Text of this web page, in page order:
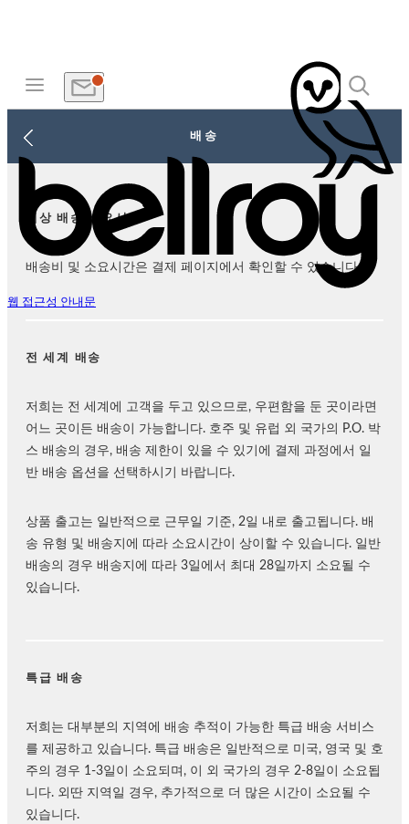
웹 접근성 안내문
배송
예상 배송 소요시간
배송비 및 소요시간은 결제 페이지에서 확인할 수 있습니다.
전 세계 배송
저희는 전 세계에 고객을 두고 있으므로, 우편함을 둔 곳이라면
어느 곳이든 배송이 가능합니다. 호주 및 유럽 외 국가의 P.O. 박
스 배송의 경우, 배송 제한이 있을 수 있기에 결제 과정에서 일
반 배송 옵션을 선택하시기 바랍니다.
상품 출고는 일반적으로 근무일 기준, 2일 내로 출고됩니다. 배
송 유형 및 배송지에 따라 소요시간이 상이할 수 있습니다. 일반
배송의 경우 배송지에 따라 3일에서 최대 28일까지 소요될 수
있습니다.
특급 배송
저희는 대부분의 지역에 배송 추적이 가능한 특급 배송 서비스
를 제공하고 있습니다. 특급 배송은 일반적으로 미국, 영국 및 호
주의 경우 1-3일이 소요되며, 이 외 국가의 경우 2-8일이 소요됩
니다. 외딴 지역일 경우, 추가적으로 더 많은 시간이 소요될 수
있습니다.